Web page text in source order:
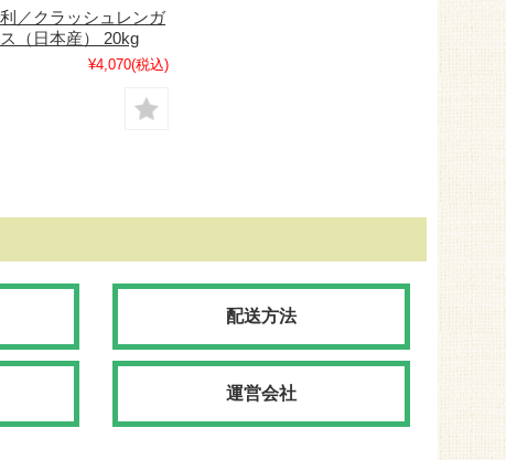
／クラッシュレンガ
（日本産） 20kg
¥4,070(税込)
配送方法
運営会社